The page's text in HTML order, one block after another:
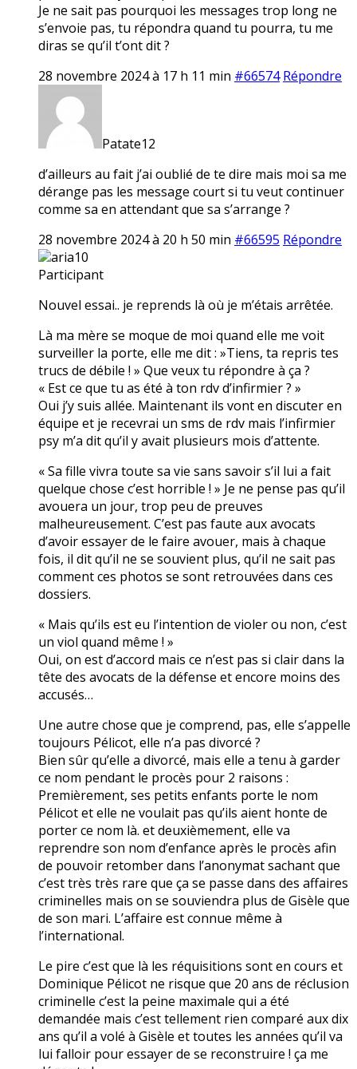
Je ne sait pas pourquoi les messages trop long ne
s’envoie pas, tu répondra quand tu pourra, tu me
diras se qu’il t’ont dit ?
28 novembre 2024 à 17 h 11 min #66574 Répondre
Patate12
d’ailleurs au fait j’ai oublié de te dire mais moi sa me
dérange pas les message court si tu veut continuer
comme sa en attendant que sa s’arrange ?
28 novembre 2024 à 20 h 50 min #66595 Répondre
aria10
Participant
Nouvel essai.. je reprends là où je m’étais arrêtée.
Là ma mère se moque de moi quand elle me voit
surveiller la porte, elle me dit : »Tiens, ta repris tes
trucs de débile ! » Que veux tu répondre à ça ?
« Est ce que tu as été à ton rdv d’infirmier ? »
Oui j’y suis allée. Maintenant ils vont en discuter en
équipe et je recevrai un sms de rdv mais l’infirmier
psy m’a dit qu’il y avait plusieurs mois d’attente.
« Sa fille vivra toute sa vie sans savoir s’il lui a fait
quelque chose c’est horrible ! » Je ne pense pas qu’il
avouera un jour, trop peu de preuves
malheureusement. C’est pas faute aux avocats
d’avoir essayer de le faire avouer, mais à chaque
fois, il dit qu’il ne se souvient plus, qu’il ne sait pas
comment ces photos se sont retrouvées dans ces
dossiers.
« Mais qu’ils est eu l’intention de violer ou non, c’est
un viol quand même ! »
Oui, on est d’accord mais ce n’est pas si clair dans la
tête des avocats de la défense et encore moins des
accusés…
Une autre chose que je comprend, pas, elle s’appelle
toujours Pélicot, elle n’a pas divorcé ?
Bien sûr qu’elle a divorcé, mais elle a tenu à garder
ce nom pendant le procès pour 2 raisons :
Premièrement, ses petits enfants porte le nom
Pélicot et elle ne voulait pas qu’ils aient honte de
porter ce nom là. et deuxièmement, elle va
reprendre son nom d’enfance après le procès afin
de pouvoir retomber dans l’anonymat sachant que
c’est très très rare que ça se passe dans des affaires
criminelles mais on se souviendra plus de Gisèle que
de son mari. L’affaire est connue même à
l’international.
Le pire c’est que là les réquisitions sont en cours et
Dominique Pélicot ne risque que 20 ans de réclusion
criminelle c’est la peine maximale qui a été
demandée mais c’est tellement rien comparé aux dix
ans qu’il a volé à Gisèle et toutes les années qu’il va
lui falloir pour essayer de se reconstruire ! ça me